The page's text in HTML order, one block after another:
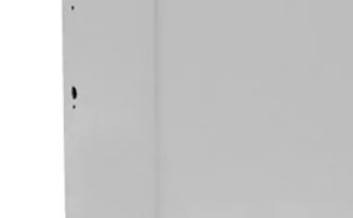
2500 kg
gebruik